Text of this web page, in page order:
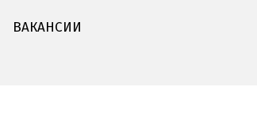
ВАКАНСИИ